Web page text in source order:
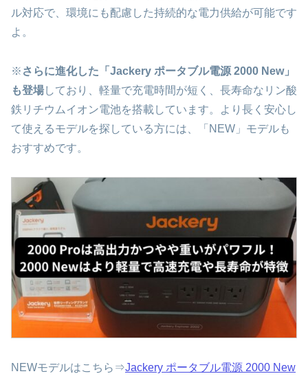
ル対応で、環境にも配慮した持続的な電力供給が可能です
よ。
※ さらに進化した「Jackery ポータブル電源 2000 New」
も登場しており、軽量で充電時間が短く、長寿命なリン酸
鉄リチウムイオン電池を搭載しています。より長く安心し
て使えるモデルを探している方には、「NEW」モデルも
おすすめです。
NEWモデルはこちら⇒Jackery ポータブル電源 2000 New